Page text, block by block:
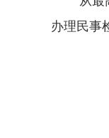
办理民事